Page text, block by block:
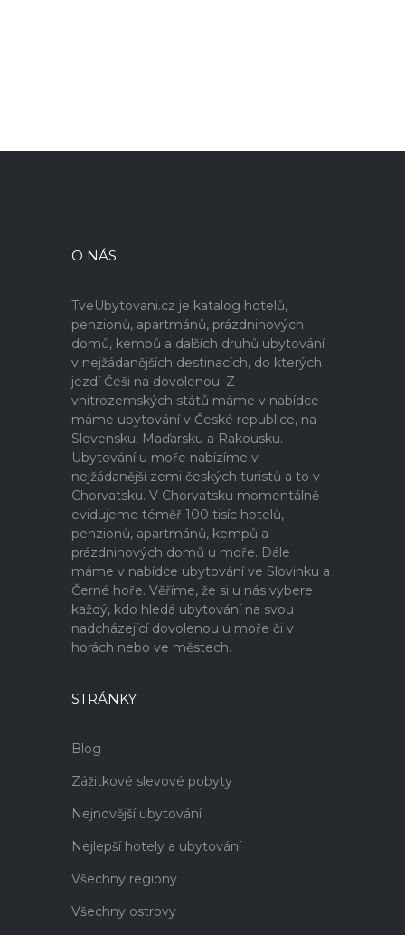
O NÁS
TveUbytovani.cz je katalog hotelů,
penzionů, apartmánů, prázdninových
domů, kempů a dalších druhů ubytování
v nejžádanějších destinacích, do kterých
jezdí Češi na dovolenou. Z
vnitrozemských států máme v nabídce
máme ubytování v České republice, na
Slovensku, Maďarsku a Rakousku.
Ubytování u moře nabízíme v
nejžádanější zemi českých turistů a to v
Chorvatsku. V Chorvatsku momentálně
evidujeme téměř 100 tisíc hotelů,
penzionů, apartmánů, kempů a
prázdninových domů u moře. Dále
máme v nabídce ubytování ve Slovinku a
Černé hoře. Věříme, že si u nás vybere
každý, kdo hledá ubytování na svou
nadcházející dovolenou u moře či v
horách nebo ve městech.
STRÁNKY
Blog
Zážitkové slevové pobyty
Nejnovější ubytování
Nejlepší hotely a ubytování
Všechny regiony
Všechny ostrovy